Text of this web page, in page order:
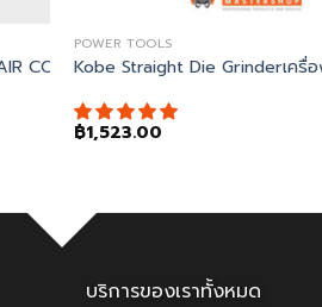
COMPRESSOR 300PSI C/W
POWER TOOLS
Kobe Straight Die Grinderเครื่
฿1,523.00
บริการของเราทั้งหมด